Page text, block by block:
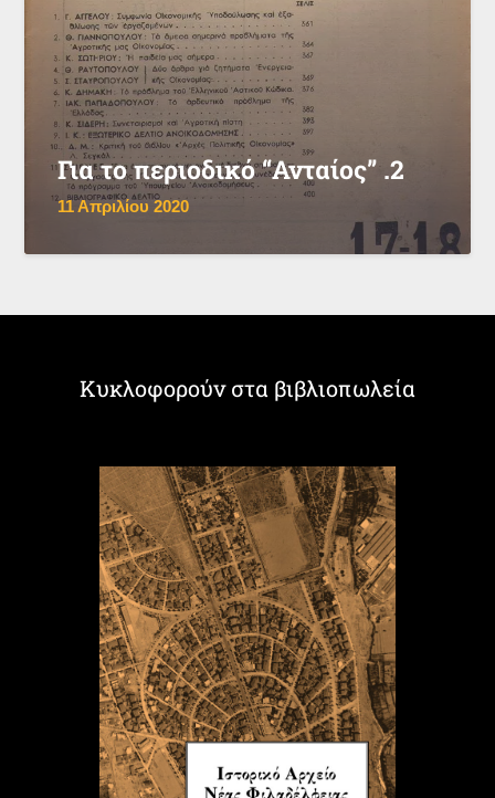
Για το περιοδικό “Ανταίος” .2
11 Απριλίου 2020
Κυκλοφορούν στα βιβλιοπωλεία